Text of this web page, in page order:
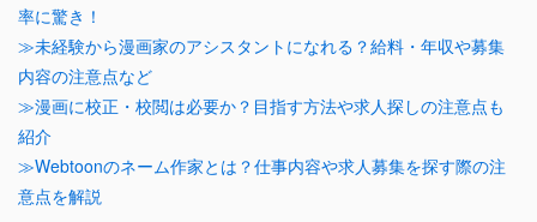
率に驚き！
≫未経験から漫画家のアシスタントになれる？給料・年収や募集
内容の注意点など
≫漫画に校正・校閲は必要か？目指す方法や求人探しの注意点も
紹介
≫Webtoonのネーム作家とは？仕事内容や求人募集を探す際の注
意点を解説